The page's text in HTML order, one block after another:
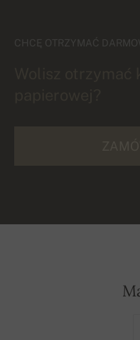
CHCĘ OTRZYMAĆ